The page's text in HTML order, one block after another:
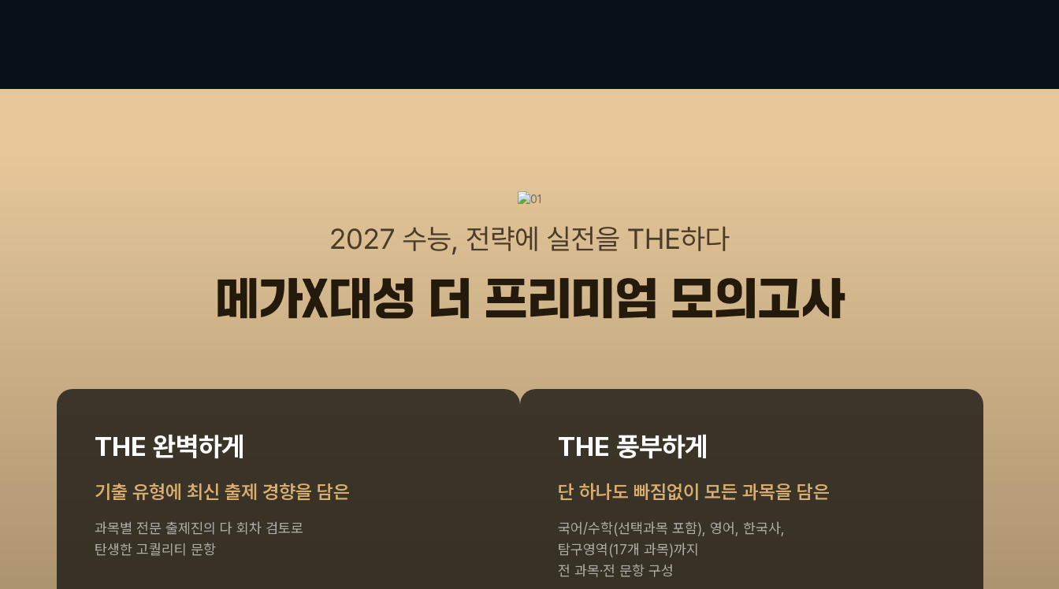
THE 완벽하게
기출 유형에 최신 출제 경향을 담은
과목별 전문 출제진의 다 회차 검토로
탄생한 고퀄리티 문항
THE 풍부하게
단 하나도 빠짐없이 모든 과목을 담은
국어/수학(선택과목 포함), 영어, 한국사,
탐구영역(17개 과목)까지
전 과목·전 문항 구성